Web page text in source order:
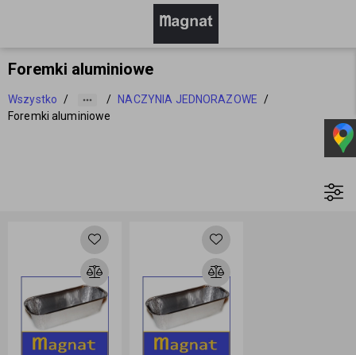
Foremki aluminiowe
Wszystko / / NACZYNIA JEDNORAZOWE /
Foremki aluminiowe